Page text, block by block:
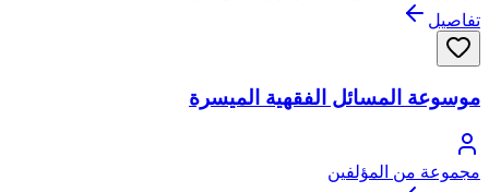
تفاصيل
موسوعة المسائل الفقهية الميسرة
مجموعة من المؤلفين